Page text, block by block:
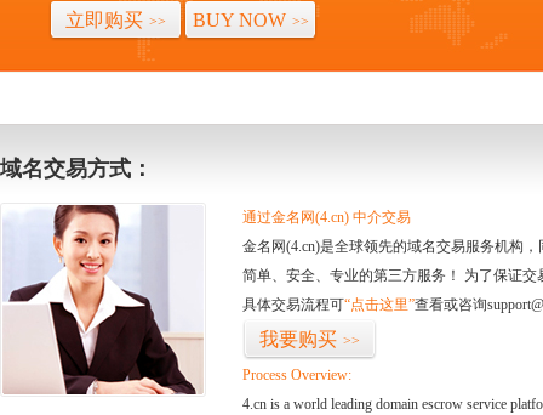
立即购买 >> BUY NOW >>
域名交易方式：
通过金名网(4.cn) 中介交易
金名网(4.cn)是全球领先的域名交易服务机构
简单、安全、专业的第三方服务！ 为了保证
具体交易流程可“点击这里”查看或咨询
我要购买 >>
Process Overview:
4.cn is a world leading domain escrow service